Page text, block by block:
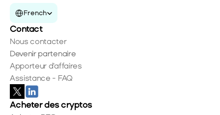
Select Language
French
Contact
Nous contacter
Devenir partenaire
Apporteur d'affaires
Assistance - FAQ
Acheter des cryptos